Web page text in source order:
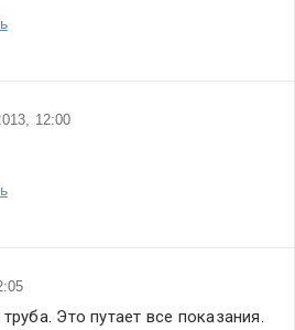
12:00
Это путает все показания.